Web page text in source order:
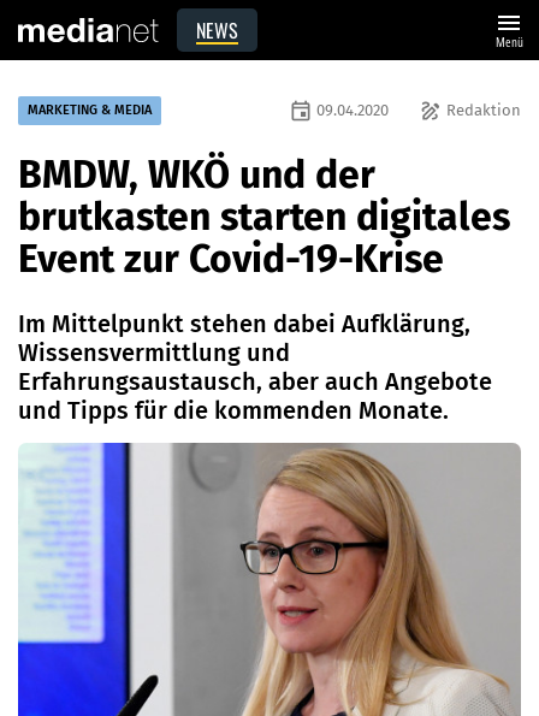
NEWS menu
Menü
MARKETING & MEDIA draw Redaktion
event 09.04.2020
BMDW, WKÖ und der
brutkasten starten digitales
Event zur Covid-19-Krise
Im Mittelpunkt stehen dabei Aufklärung,
Wissensvermittlung und
Erfahrungsaustausch, aber auch Angebote
und Tipps für die kommenden Monate.